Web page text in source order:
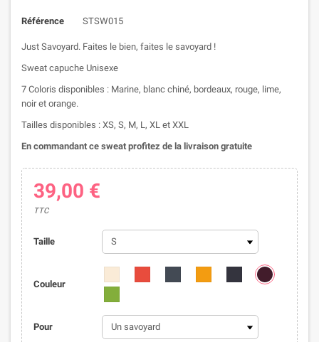
Référence STSW015
Just Savoyard. Faites le bien, faites le savoyard !
Sweat capuche Unisexe
7 Coloris disponibles : Marine, blanc chiné, bordeaux, rouge, lime,
noir et orange.
Tailles disponibles : XS, S, M, L, XL et XXL
En commandant ce sweat profitez de la livraison gratuite
39,00 €
TTC
Taille
Couleur
Pour